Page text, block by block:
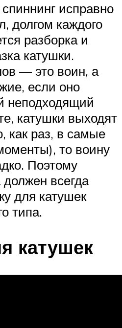
исправно
долгом каждого
разборка и
катушки.
— это воин, а
если оно
неподходящий
катушки выходят
как раз, в самые
то воину
Поэтому
всегда
для катушек
типа.
катушек